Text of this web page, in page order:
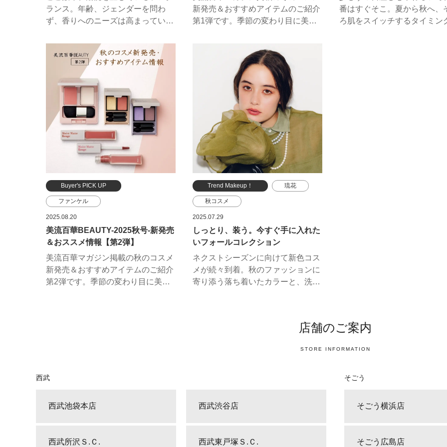
トム フォード ビューティ
イッセイ ミヤケ ゲラン
コスメデコルテ
グタール ロクシタン
バーバリー ビューティ
プラダ ビューティ
ボンド・ナンバーナイン
エスティ ローダー
メゾン クリヴェリ
イソップ
コーチ
ジバンシイ ビューティー
ランス。年齢、ジェンダーを問わ
ず、香りへのニーズは高まっていま
ザーのMAHOさんに、知っておきた
いあれこれを伺いました。
コスメデコルテ エスト
コフレ ホリデーコフレ
イヴ・サンローラン・ボーテ
新発売＆おすすめアイテムのご紹介
第1弾です。季節の変わり目に美し
イヴ・サンローラン・ボーテ
KANEBO アルビオン
番はすぐそこ。夏から秋へ、
ろ肌をスイッチするタイミン
Buyer's PICK UP
ファンケル
エスティ ローダー
イヴ・サンローラン・ボーテ
アルビオン エスト
ラ・メール
2025.08.20
美流百華BEAUTY-2025秋号-新発売
＆おススメ情報【第2弾】
美流百華マガジン掲載の秋のコスメ
新発売＆おすすめアイテムのご紹介
第2弾です。季節の変わり目に美し
Trend Makeup！ 琉花
秋コスメ
イヴ・サンローラン・ボーテ
ジバンシイ ビューティー
アディクション
2025.07.29
しっとり、装う。今すぐ手に入れた
いフォールコレクション
ネクストシーズンに向けて新色コス
メが続々到着。秋のファッションに
寄り添う落ち着いたカラーと、洗練
店舗のご案内
STORE INFORMATION
西武
西武池袋本店 西武渋谷店
西武所沢Ｓ.Ｃ. 西武東戸塚Ｓ.Ｃ.
そごう
そごう横浜店
そごう広島店